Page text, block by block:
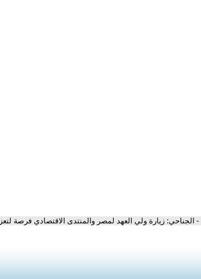
- الجناحي: زيارة ولي العهد لمصر والمنتدى الاقتصادي فرصة